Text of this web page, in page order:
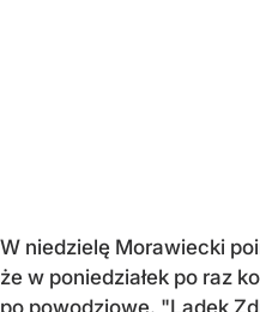
W niedzielę Morawiecki
że w poniedziałek po raz